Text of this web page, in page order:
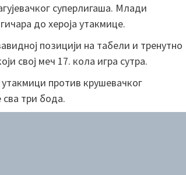
суперлигаша. Млади
до хероја утакмице.
позицији на табели и тренутно
свој меч 17. кола игра сутра.
утакмици против крушевачког
сва три бода.